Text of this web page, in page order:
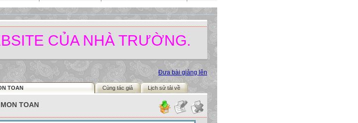
CỦA NHÀ TRƯỜNG.
Đưa bài giảng lên
TOAN Cùng tác giả Lịch sử tải về
TOAN